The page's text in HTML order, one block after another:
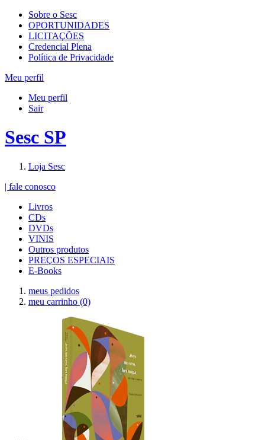
Sobre o Sesc
OPORTUNIDADES
LICITAÇÕES
Credencial Plena
Política de Privacidade
Meu perfil
Meu perfil
Sair
Sesc SP
Loja Sesc
| fale conosco
Livros
CDs
DVDs
VINIS
Outros produtos
PREÇOS ESPECIAIS
E-Books
meus pedidos
meu carrinho (0)